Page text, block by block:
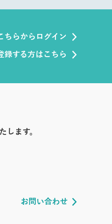
ちらからログイン
録する方はこちら
します。
お問い合わせ